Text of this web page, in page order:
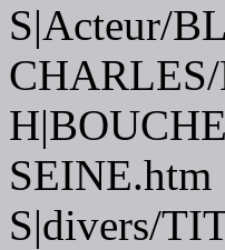
S|Acteur/
S|divers/